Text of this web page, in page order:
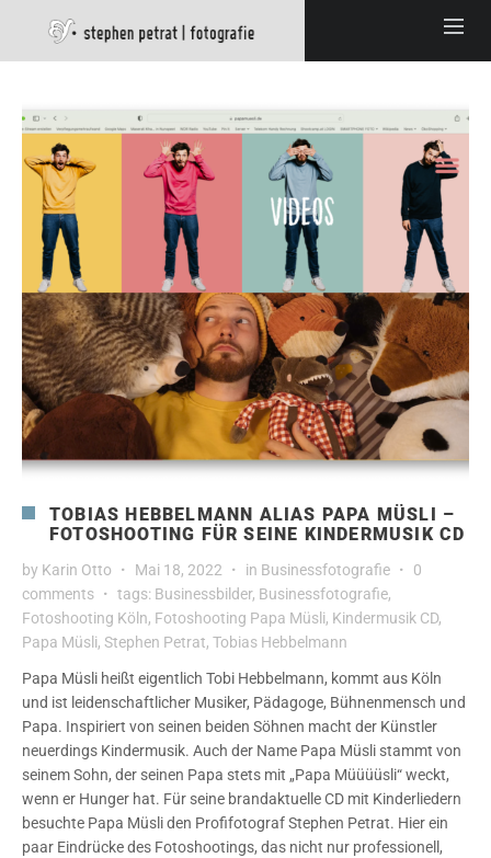
TOBIAS HEBBELMANN ALIAS PAPA MÜSLI –
FOTOSHOOTING FÜR SEINE KINDERMUSIK CD
by Karin Otto Mai 18, 2022 in Businessfotografie
0
comments
tags: Businessbilder, Businessfotografie,
Fotoshooting Köln, Fotoshooting Papa Müsli, Kindermusik CD,
Papa Müsli, Stephen Petrat, Tobias Hebbelmann
Papa Müsli heißt eigentlich Tobi Hebbelmann, kommt aus Köln
und ist leidenschaftlicher Musiker, Pädagoge, Bühnenmensch und
Papa. Inspiriert von seinen beiden Söhnen macht der Künstler
neuerdings Kindermusik. Auch der Name Papa Müsli stammt von
seinem Sohn, der seinen Papa stets mit „Papa Müüüüsli“ weckt,
wenn er Hunger hat. Für seine brandaktuelle CD mit Kinderliedern
besuchte Papa Müsli den Profifotograf Stephen Petrat. Hier ein
paar Eindrücke des Fotoshootings, das nicht nur professionell,